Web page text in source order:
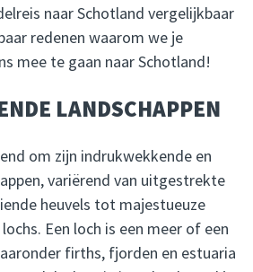
naar Schotland vergelijkbaar
redenen waarom we je
mee te gaan naar Schotland!
LANDSCHAPPEN
om zijn indrukwekkende en
variërend van uitgestrekte
heuvels tot majestueuze
Een loch is een meer of een
firths, fjorden en estuaria